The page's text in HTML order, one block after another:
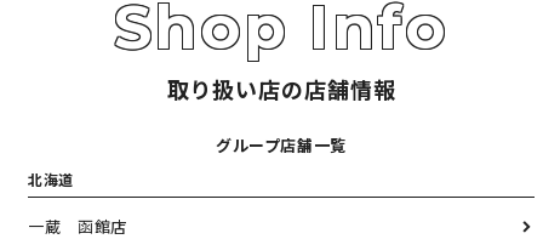
取り扱い店の店舗情報
グループ店舗一覧
北海道
一蔵 函館店